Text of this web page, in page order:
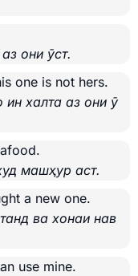
они ӯст.
one is not hers.
халта аз они ӯ
машҳур аст.
a new one.
ва хонаи нав
use mine.